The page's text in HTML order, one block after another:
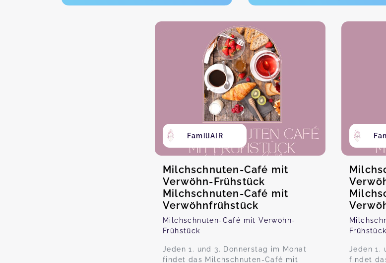
FamiliAIR
Milchschnuten-Café mit
Verwöhn-Frühstück
Milchschnuten-Café mit
Verwöhnfrühstück
Milchschnuten-Café mit Verwöhn-
Frühstück
Jeden 1. und 3. Donnerstag im Monat
findet das Milchschnuten-Café mit
Frühstück
Jeden 1.
findet